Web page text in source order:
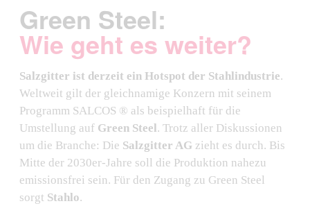
Green Steel:
Wie geht es weiter?
Salzgitter ist derzeit ein Hotspot der Stahlindustrie.
Weltweit gilt der gleichnamige Konzern mit seinem
Programm SALCOS ® als beispielhaft für die
Umstellung auf Green Steel. Trotz aller Diskussionen
um die Branche: Die Salzgitter AG zieht es durch. Bis
Mitte der 2030er-Jahre soll die Produktion nahezu
emissionsfrei sein. Für den Zugang zu Green Steel
sorgt Stahlo.